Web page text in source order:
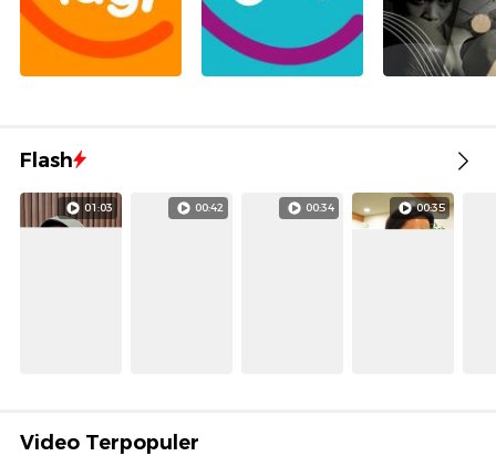
Flash
01:03 00:42 00:34 00:35
Video Terpopuler